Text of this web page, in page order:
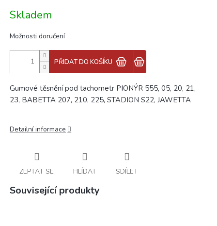
cena:
Skladem
Možnosti doručení
PŘIDAT DO KOŠÍKU
Gumové těsnění pod tachometr PIONÝR 555, 05, 20, 21,
23, BABETTA 207, 210, 225, STADION S22, JAWETTA
Detailní informace
ZEPTAT SE HLÍDAT SDÍLET
Související produkty